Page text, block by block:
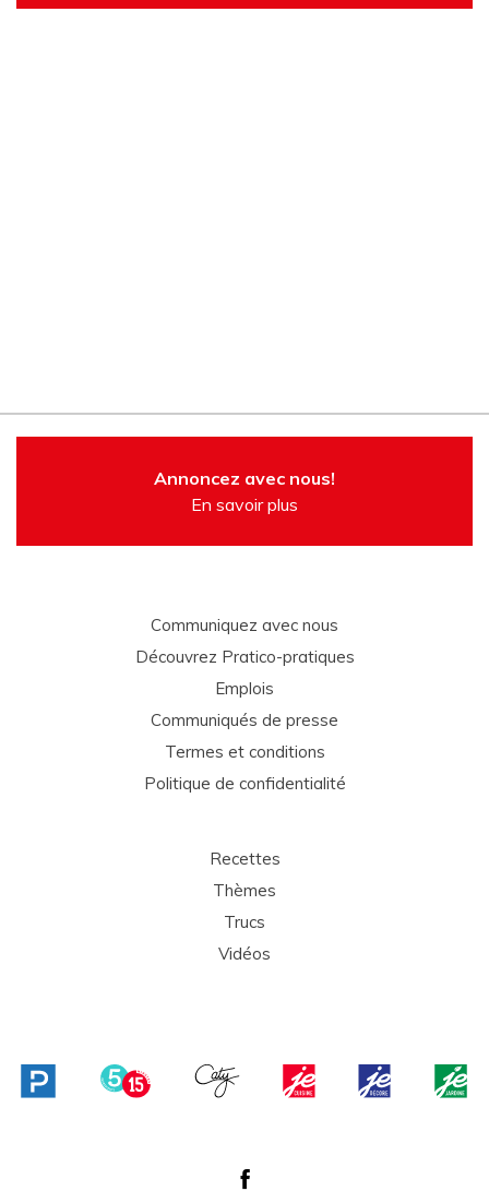
Annoncez avec nous!
En savoir plus
Communiquez avec nous
Découvrez Pratico-pratiques
Emplois
Communiqués de presse
Termes et conditions
Politique de confidentialité
Recettes
Thèmes
Trucs
Vidéos